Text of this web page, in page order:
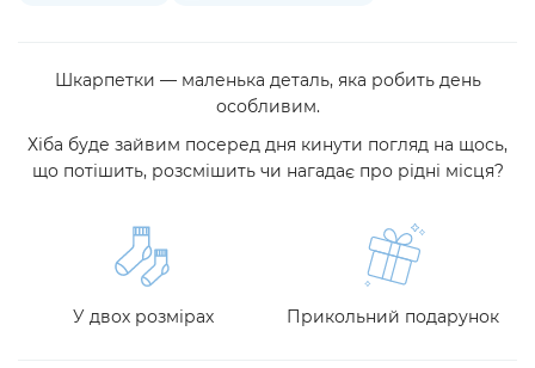
Шкарпетки — маленька деталь, яка робить день
особливим.
Хіба буде зайвим посеред дня кинути погляд на щось,
що потішить, розсмішить чи нагадає про рідні місця?
У двох розмірах Прикольний подарунок